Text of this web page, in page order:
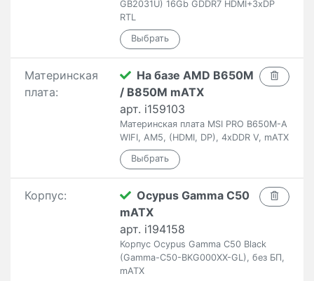
GB2031U) 16Gb GDDR7 HDMI+3xDP
RTL
Материнская
плата:
На базе AMD B650M
/ B850M mATX
арт. i159103
Материнская плата MSI PRO B650M-A
WIFI, AM5, (HDMI, DP), 4xDDR V, mATX
Корпус:
Ocypus Gamma C50
mATX
арт. i194158
Корпус Ocypus Gamma C50 Black
(Gamma-C50-BKG000XX-GL), без БП,
mATX